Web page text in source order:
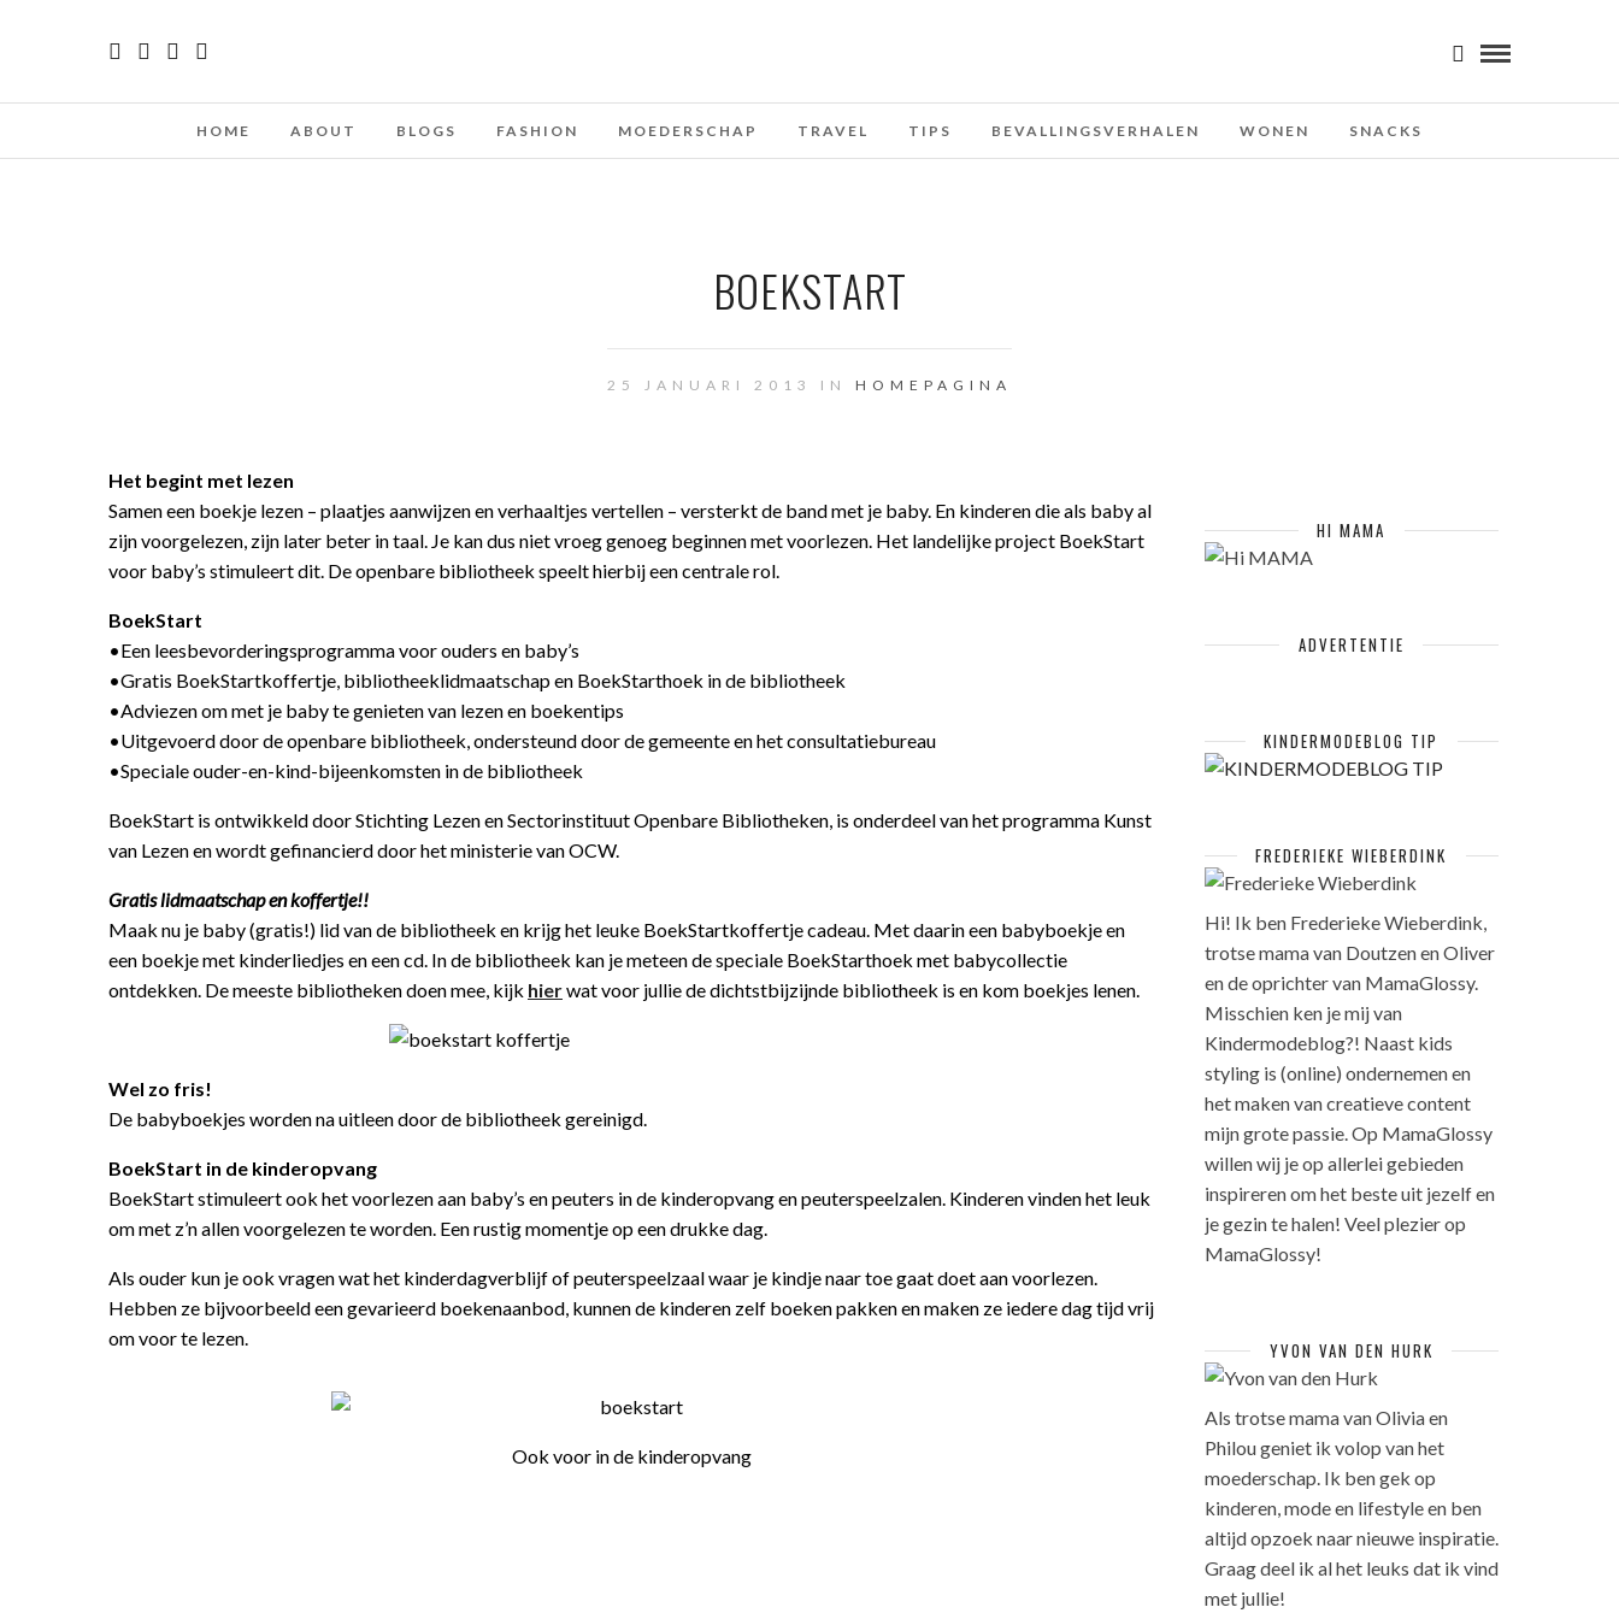
HOME ABOUT BLOGS FASHION MOEDERSCHAP TRAVEL TIPS BEVALLINGSVERHALEN WONEN SNACKS
BOEKSTART
25 JANUARI 2013 IN HOMEPAGINA
Het begint met lezen
Samen een boekje lezen – plaatjes aanwijzen en verhaaltjes vertellen – versterkt de band met je baby. En kinderen die als baby al
zijn voorgelezen, zijn later beter in taal. Je kan dus niet vroeg genoeg beginnen met voorlezen. Het landelijke project BoekStart
voor baby’s stimuleert dit. De openbare bibliotheek speelt hierbij een centrale rol.
BoekStart
•Een leesbevorderingsprogramma voor ouders en baby’s
•Gratis BoekStartkoffertje, bibliotheeklidmaatschap en BoekStarthoek in de bibliotheek
•Adviezen om met je baby te genieten van lezen en boekentips
•Uitgevoerd door de openbare bibliotheek, ondersteund door de gemeente en het consultatiebureau
•Speciale ouder-en-kind-bijeenkomsten in de bibliotheek
BoekStart is ontwikkeld door Stichting Lezen en Sectorinstituut Openbare Bibliotheken, is onderdeel van het programma Kunst
van Lezen en wordt gefinancierd door het ministerie van OCW.
Gratis lidmaatschap en koffertje!!
Maak nu je baby (gratis!) lid van de bibliotheek en krijg het leuke BoekStartkoffertje cadeau. Met daarin een babyboekje en
een boekje met kinderliedjes en een cd. In de bibliotheek kan je meteen de speciale BoekStarthoek met babycollectie
ontdekken. De meeste bibliotheken doen mee, kijk hierwat voor jullie de dichtstbijzijnde bibliotheek is en kom boekjes lenen.
Wel zo fris!
De babyboekjes worden na uitleen door de bibliotheek gereinigd.
BoekStart in de kinderopvang
BoekStart stimuleert ook het voorlezen aan baby’s en peuters in de kinderopvang en peuterspeelzalen. Kinderen vinden het leuk
om met z’n allen voorgelezen te worden. Een rustig momentje op een drukke dag.
Als ouder kun je ook vragen wat het kinderdagverblijf of peuterspeelzaal waar je kindje naar toe gaat doet aan voorlezen.
Hebben ze bijvoorbeeld een gevarieerd boekenaanbod, kunnen de kinderen zelf boeken pakken en maken ze iedere dag tijd vrij
om voor te lezen.
Ook voor in de kinderopvang
HI MAMA
ADVERTENTIE
KINDERMODEBLOG TIP
FREDERIEKE WIEBERDINK
Hi! Ik ben Frederieke Wieberdink,
trotse mama van Doutzen en Oliver
en de oprichter van MamaGlossy.
Misschien ken je mij van
Kindermodeblog?! Naast kids
styling is (online) ondernemen en
het maken van creatieve content
mijn grote passie. Op MamaGlossy
willen wij je op allerlei gebieden
inspireren om het beste uit jezelf en
je gezin te halen! Veel plezier op
MamaGlossy!
YVON VAN DEN HURK
Als trotse mama van Olivia en
Philou geniet ik volop van het
moederschap. Ik ben gek op
kinderen, mode en lifestyle en ben
altijd opzoek naar nieuwe inspiratie.
Graag deel ik al het leuks dat ik vind
met jullie!